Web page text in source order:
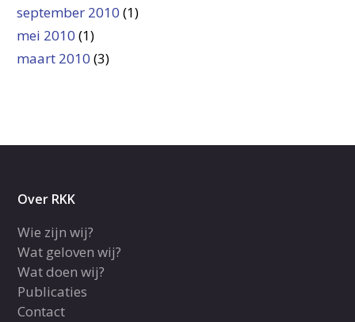
september 2010 (1)
mei 2010 (1)
maart 2010 (3)
Over RKK
Wie zijn wij?
Wat geloven wij?
Wat doen wij?
Publicaties
Contact